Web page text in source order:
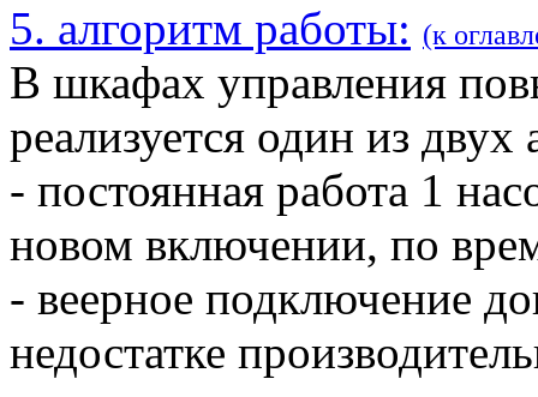
5. алгоритм работы: (к
В шкафах управления
реализуется один из двух
- постоянная работа 1
новом включении, по
- веерное подключение
недостатке